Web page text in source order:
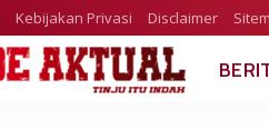
Kebijakan Privasi Disclaimer